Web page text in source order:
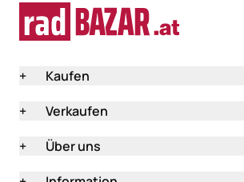
+
Kaufen
+
Verkaufen
+
Über uns